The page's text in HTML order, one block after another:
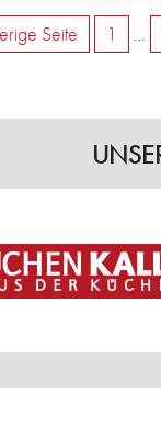
Seite 1 …